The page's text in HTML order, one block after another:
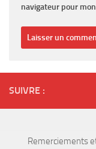
navigateur pour
SUIVRE :
Remerciements